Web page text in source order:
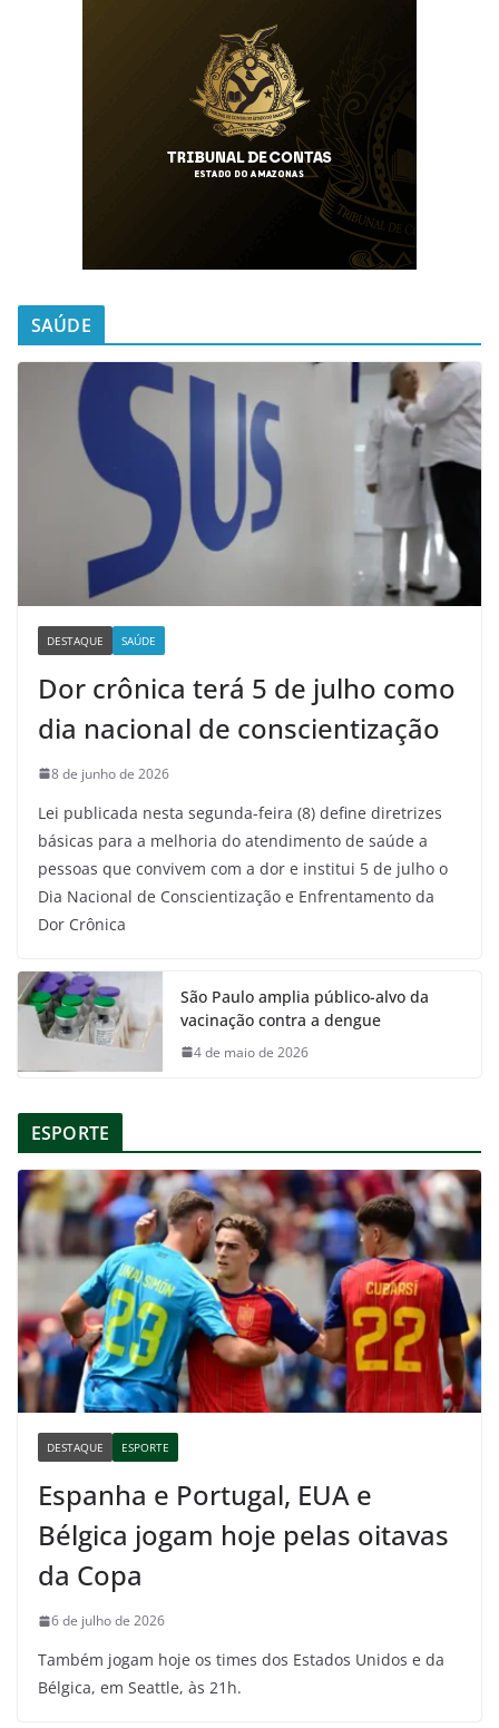
SAÚDE
DESTAQUE SAÚDE
Dor crônica terá 5 de julho como
dia nacional de conscientização
8 de junho de 2026
Lei publicada nesta segunda-feira (8) define diretrizes
básicas para a melhoria do atendimento de saúde a
pessoas que convivem com a dor e institui 5 de julho o
Dia Nacional de Conscientização e Enfrentamento da
Dor Crônica
São Paulo amplia público-alvo da
vacinação contra a dengue
4 de maio de 2026
ESPORTE
DESTAQUE ESPORTE
Espanha e Portugal, EUA e
Bélgica jogam hoje pelas oitavas
da Copa
6 de julho de 2026
Também jogam hoje os times dos Estados Unidos e da
Bélgica, em Seattle, às 21h.